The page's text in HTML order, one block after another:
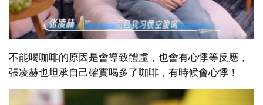
不能喝咖啡的原因是會導致體虛，也會有心悸等反應，
張凌赫也坦承自己確實喝多了咖啡，有時候會心悸！